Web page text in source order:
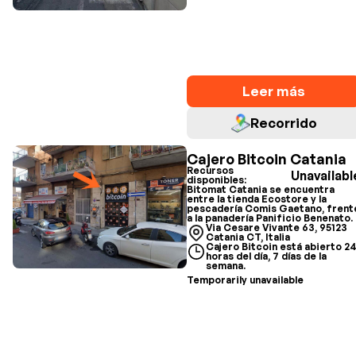
Leer más
Recorrido
Cajero Bitcoin Catania
Recursos
disponibles:
Bitomat Catania se encuentra
entre la tienda Ecostore y la
pescadería Comis Gaetano,
a la panadería Panificio Benenato.
Via Cesare Vivante 63, 95123
Catania CT, Italia
Cajero Bitcoin está abierto 24
horas del día, 7 días de la
semana.
Temporarily unavailable